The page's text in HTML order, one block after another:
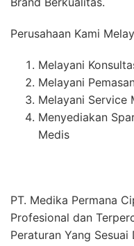
Perusahaan Kami
Melayani
Melayani
Melayani Service
Menyediakan
Medis
PT. Medika Permana
Profesional dan
Peraturan Yang Sesuai